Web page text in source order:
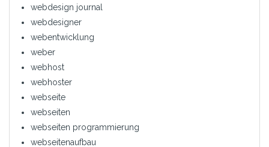
webdesign journal
webdesigner
webentwicklung
weber
webhost
webhoster
webseite
webseiten
webseiten programmierung
webseitenaufbau